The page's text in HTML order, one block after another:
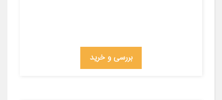
بررسی و خرید